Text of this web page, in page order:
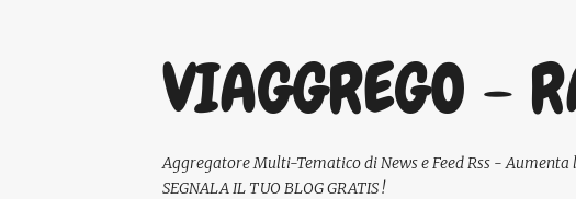
VIAGGREGO -
Aggregatore Multi-Tematico di News e Feed Rss -
SEGNALA IL TUO BLOG GRATIS !